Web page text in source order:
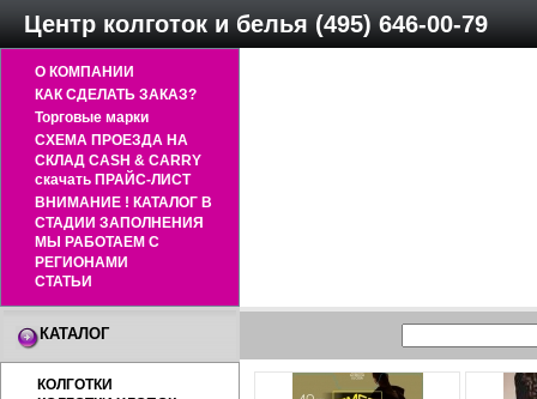
Центр колготок и белья (495) 646-00-79
О КОМПАНИИ
КАК СДЕЛАТЬ ЗАКАЗ?
Торговые марки
СХЕМА ПРОЕЗДА НА
СКЛАД CASH & CARRY
скачать ПРАЙС-ЛИСТ
ВНИМАНИЕ ! КАТАЛОГ В
СТАДИИ ЗАПОЛНЕНИЯ
МЫ РАБОТАЕМ С
РЕГИОНАМИ
СТАТЬИ
КАТАЛОГ
КОЛГОТКИ